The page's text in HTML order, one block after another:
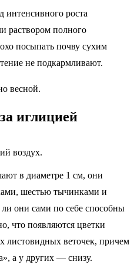
интенсивного роста
раствором полного
посыпать почву сухим
не подкармливают.
весной.
иглицией
воздух.
в диаметре 1 см, они
шестью тычинками и
они сами по себе способны
что появляются цветки
листовидных веточек, причем
а у других — снизу.